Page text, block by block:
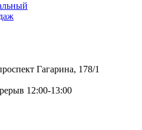
Гагарина, 178/1
12:00-13:00